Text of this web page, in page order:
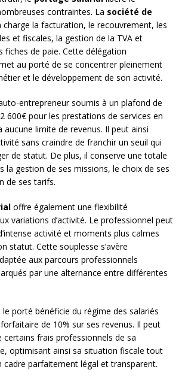
contraintes. La société de
charge la facturation, le recouvrement, les
et fiscales, la gestion de la TVA et
fiches de paie. Cette délégation
au porté de se concentrer pleinement
et le développement de son activité.
entrepreneur soumis à un plafond de
600€ pour les prestations de services en
aucune limite de revenus. Il peut ainsi
sans craindre de franchir un seuil qui
de statut. De plus, il conserve une totale
la gestion de ses missions, le choix de ses
de ses tarifs.
offre également une flexibilité
variations d’activité. Le professionnel peut
activité et moments plus calmes
statut. Cette souplesse s’avère
aux parcours professionnels
par une alternance entre différentes
porté bénéficie du régime des salariés
de 10% sur ses revenus. Il peut
certains frais professionnels de sa
optimisant ainsi sa situation fiscale tout
cadre parfaitement légal et transparent.